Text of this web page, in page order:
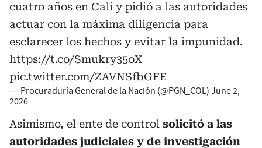
cuatro años en Cali y pidió a las autoridades
actuar con la máxima diligencia para
esclarecer los hechos y evitar la impunidad.
https://t.co/Smukry35oX
pic.twitter.com/ZAVNSfbGFE
— Procuraduría General de la Nación (@PGN_COL) June 2,
2026
Asimismo, el ente de control solicitó a las
autoridades judiciales y de investigación